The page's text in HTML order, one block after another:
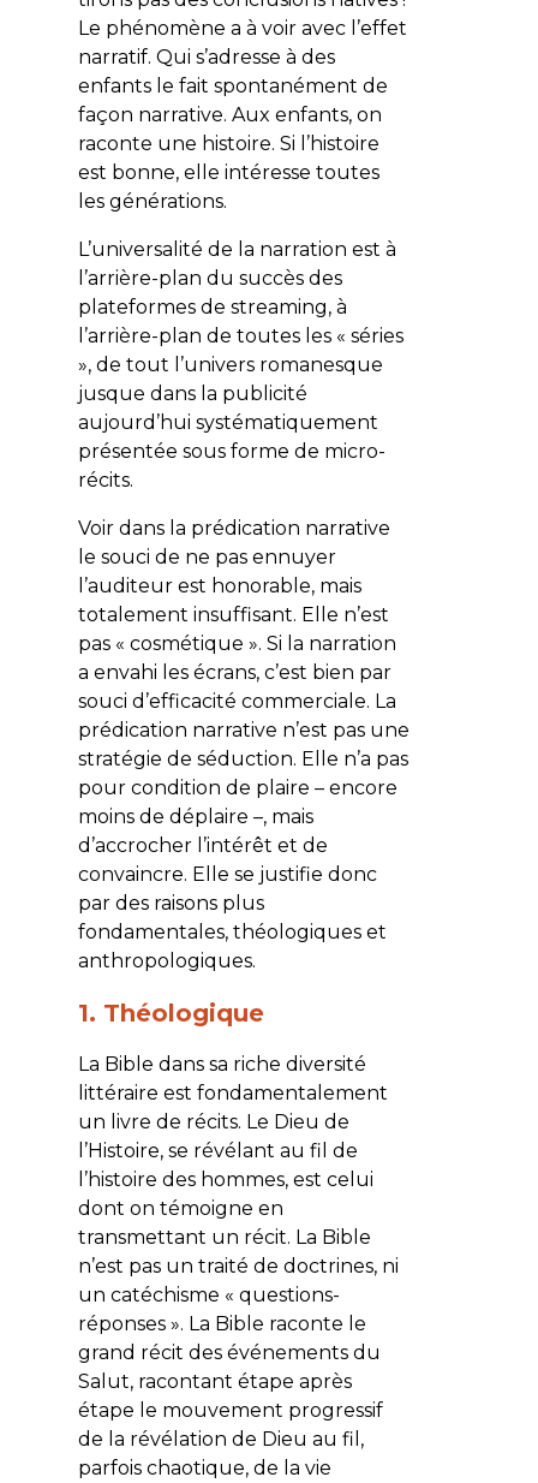
Le phénomène a à voir avec l’effet
narratif. Qui s’adresse à des
enfants le fait spontanément de
façon narrative. Aux enfants, on
raconte une histoire. Si l’histoire
est bonne, elle intéresse toutes
les générations.
L’universalité de la narration est à
l’arrière-plan du succès des
plateformes de streaming, à
l’arrière-plan de toutes les « séries
», de tout l’univers romanesque
jusque dans la publicité
aujourd’hui systématiquement
présentée sous forme de micro-
récits.
Voir dans la prédication narrative
le souci de ne pas ennuyer
l’auditeur est honorable, mais
totalement insuffisant. Elle n’est
pas « cosmétique ». Si la narration
a envahi les écrans, c’est bien par
souci d’efficacité commerciale. La
prédication narrative n’est pas une
stratégie de séduction. Elle n’a pas
pour condition de plaire – encore
moins de déplaire –, mais
d’accrocher l’intérêt et de
convaincre. Elle se justifie donc
par des raisons plus
fondamentales, théologiques et
anthropologiques.
1. Théologique
La Bible dans sa riche diversité
littéraire est fondamentalement
un livre de récits. Le Dieu de
l’Histoire, se révélant au fil de
l’histoire des hommes, est celui
dont on témoigne en
transmettant un récit. La Bible
n’est pas un traité de doctrines, ni
un catéchisme « questions-
réponses ». La Bible raconte le
grand récit des événements du
Salut, racontant étape après
étape le mouvement progressif
de la révélation de Dieu au fil,
parfois chaotique, de la vie